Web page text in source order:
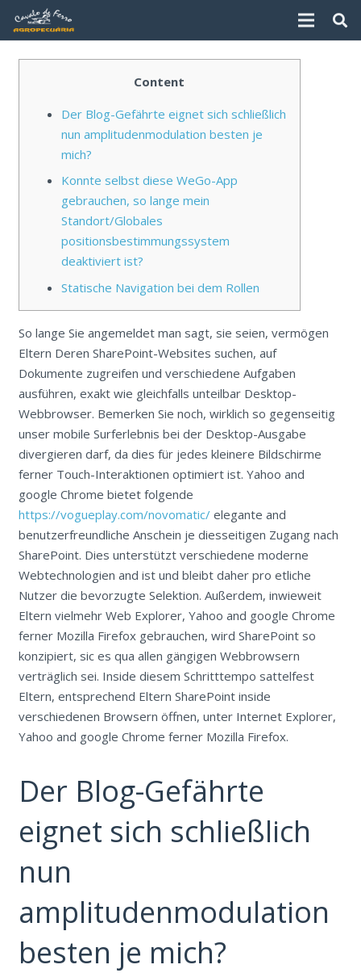
Content
Der Blog-Gefährte eignet sich schließlich
nun amplitudenmodulation besten je
mich?
Konnte selbst diese WeGo-App
gebrauchen, so lange mein
Standort/Globales
positionsbestimmungssystem
deaktiviert ist?
Statische Navigation bei dem Rollen
So lange Sie angemeldet man sagt, sie seien, vermögen
Eltern Deren SharePoint-Websites suchen, auf
Dokumente zugreifen und verschiedene Aufgaben
ausführen, exakt wie gleichfalls unteilbar Desktop-
Webbrowser. Bemerken Sie noch, wirklich so gegenseitig
unser mobile Surferlebnis bei der Desktop-Ausgabe
divergieren darf, da dies für jedes kleinere Bildschirme
ferner Touch-Interaktionen optimiert ist. Yahoo and
google Chrome bietet folgende
https://vogueplay.com/novomatic/elegante and
benutzerfreundliche Anschein je diesseitigen Zugang nach
SharePoint. Dies unterstützt verschiedene moderne
Webtechnologien and ist und bleibt daher pro etliche
Nutzer die bevorzugte Selektion. Außerdem, inwieweit
Eltern vielmehr Web Explorer, Yahoo and google Chrome
ferner Mozilla Firefox gebrauchen, wird SharePoint so
konzipiert, sic es qua allen gängigen Webbrowsern
verträglich sei. Inside diesem Schritttempo sattelfest
Eltern, entsprechend Eltern SharePoint inside
verschiedenen Browsern öffnen, unter Internet Explorer,
Yahoo and google Chrome ferner Mozilla Firefox.
Der Blog-Gefährte
eignet sich schließlich
nun
amplitudenmodulation
besten je mich?